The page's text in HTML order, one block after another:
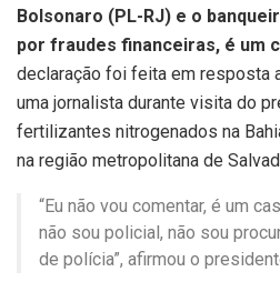
Bolsonaro (PL-RJ) e o
por fraudes financeiras, é um
declaração foi feita em resposta
uma jornalista durante visita do
fertilizantes nitrogenados na
na região metropolitana de
“Eu não vou comentar, é um
não sou policial, não sou
de polícia”, afirmou o